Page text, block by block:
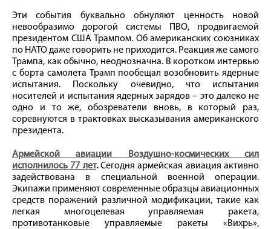
Эти события буквально обнуляют ценность новой
невообразимо дорогой системы ПВО, продвигаемой
президентом США Трампом. Об американских союзниках
по НАТО даже говорить не приходится. Реакция же самого
Трампа, как обычно, неоднозначна. В коротком интервью
с борта самолета Трамп пообещал возобновить ядерные
испытания. Поскольку очевидно, что испытания
носителей и испытания ядерных зарядов – это далеко не
одно и то же, обозреватели вновь, в который раз,
соревнуются в трактовках высказывания американского
президента.
Армейской авиации Воздушно-космических сил
исполнилось 77 лет.Сегодня армейская авиация активно
задействована в специальной военной операции.
Экипажи применяют современные образцы авиационных
средств поражений различной модификации, такие как
легкая многоцелевая управляемая ракета,
противотанковые управляемые ракеты «Вихрь»,